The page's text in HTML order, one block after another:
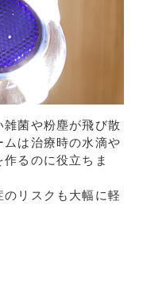
菌や粉塵が飛び散
ムは治療時の水滴や
るのに役立ちま
リスクも大幅に軽